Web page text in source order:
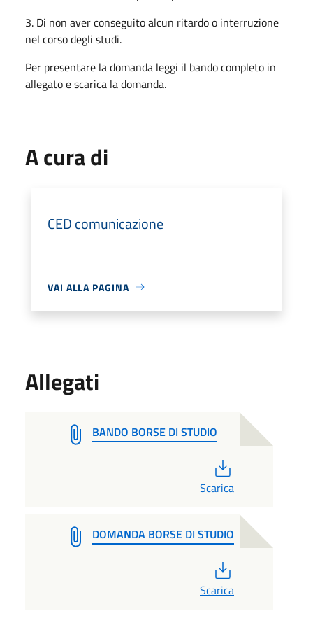
3. Di non aver conseguito alcun ritardo o interruzione
nel corso degli studi.
Per presentare la domanda leggi il bando completo in
allegato e scarica la domanda.
A cura di
CED comunicazione
VAI ALLA PAGINA
Allegati
BANDO BORSE DI STUDIO
Scarica
DOMANDA BORSE DI STUDIO
Scarica